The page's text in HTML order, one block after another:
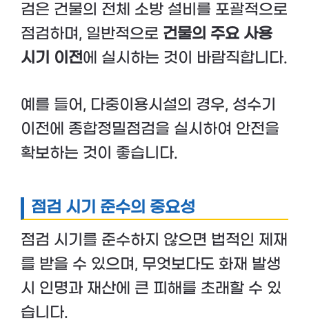
검은 건물의 전체 소방 설비를 포괄적으로
점검하며, 일반적으로 건물의 주요 사용
시기 이전에 실시하는 것이 바람직합니다.
예를 들어, 다중이용시설의 경우, 성수기
이전에 종합정밀점검을 실시하여 안전을
확보하는 것이 좋습니다.
점검 시기 준수의 중요성
점검 시기를 준수하지 않으면 법적인 제재
를 받을 수 있으며, 무엇보다도 화재 발생
시 인명과 재산에 큰 피해를 초래할 수 있
습니다.